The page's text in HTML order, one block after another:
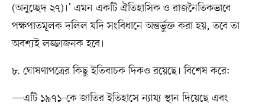
(অনুচ্ছেদ ২৭)।’ এমন একটি ঐতিহাসিক ও রাজনৈতিকভাবে
পক্ষপাতমূলক দলিল যদি সংবিধানে অন্তর্ভুক্ত করা হয়, তবে তা
অবশ্যই লজ্জাজনক হবে।
৮. ঘোষণাপত্রের কিছু ইতিবাচক দিকও রয়েছে। বিশেষ করে:
—এটি ১৯৭১–কে জাতির ইতিহাসে ন্যায্য স্থান দিয়েছে এবং